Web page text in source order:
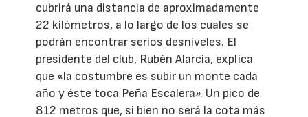
cubrirá una distancia de aproximadamente
22 kilómetros, a lo largo de los cuales se
podrán encontrar serios desniveles. El
presidente del club, Rubén Alarcia, explica
que «la costumbre es subir un monte cada
año y éste toca Peña Escalera». Un pico de
812 metros que, si bien no será la cota más